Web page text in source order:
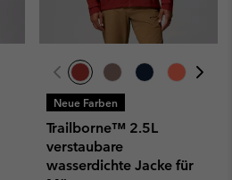
Neue Farben
Trailborne™ 2.5L
verstaubare
wasserdichte Jacke für